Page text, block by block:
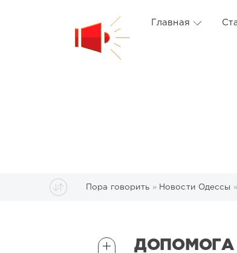
Главная
Пора говорить » Новости Одессы
ДОПОМОГА